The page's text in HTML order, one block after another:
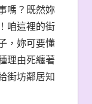
嗎？既然妳
咱這裡的街
，妳可要懂
理由死纏著
街坊鄰居知